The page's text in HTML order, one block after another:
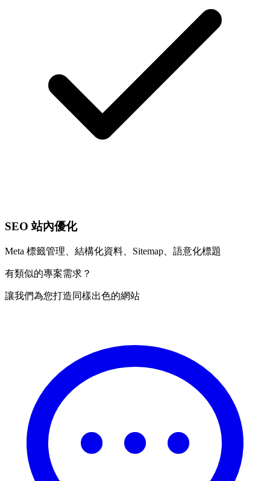
SEO 站內優化
Meta 標籤管理、結構化資料、Sitemap、語意化標題
有類似的專案需求？
讓我們為您打造同樣出色的網站